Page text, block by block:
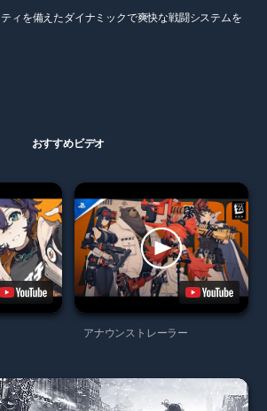
ィを備えたダイナミックで爽快な戦闘システムを
おすすめビデオ
アナウンストレーラー